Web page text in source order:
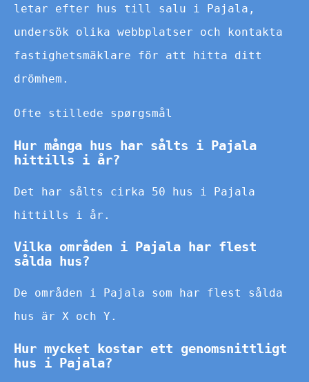
letar efter hus till salu i Pajala,
undersök olika webbplatser och kontakta
fastighetsmäklare för att hitta ditt
drömhem.
Ofte stillede spørgsmål
Hur många hus har sålts i Pajala
hittills i år?
Det har sålts cirka 50 hus i Pajala
hittills i år.
Vilka områden i Pajala har flest
sålda hus?
De områden i Pajala som har flest sålda
hus är X och Y.
Hur mycket kostar ett genomsnittligt
hus i Pajala?